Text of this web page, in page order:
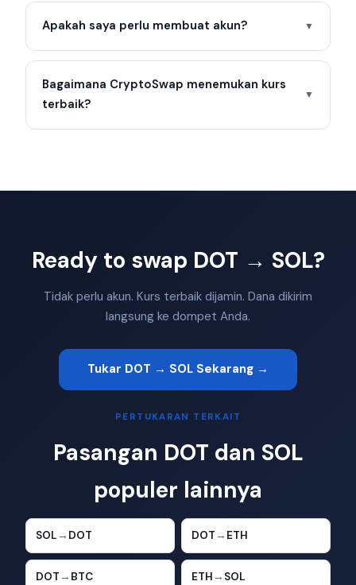
Apakah saya perlu membuat akun? ▼
Bagaimana CryptoSwap menemukan kurs
terbaik?
▼
Ready to swap DOT → SOL?
Tidak perlu akun. Kurs terbaik dijamin. Dana dikirim
langsung ke dompet Anda.
Tukar DOT → SOL Sekarang →
PERTUKARAN TERKAIT
Pasangan DOT dan SOL
populer lainnya
SOL → DOT DOT → ETH
DOT → BTC ETH → SOL